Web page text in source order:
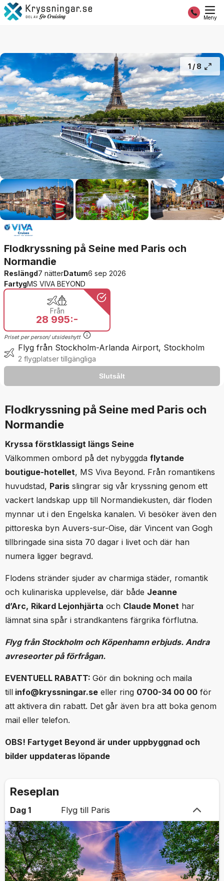
Meny
Slutsålt
1 /8
Flodkryssning på Seine med Paris och
Normandie
Reslängd 7 nätterDatum6 sep 2026
FartygMS VIVA BEYOND
Från
28 995:-
Priset per person/ utsideshytt
Flyg från Stockholm-Arlanda Airport, Stockholm
2 flygplatser tillgängliga
Slutsålt
The product is no longer available
Flodkryssning på Seine med Paris och
Normandie
Kryssa förstklassigt längs Seine
Välkommen ombord på det nybyggda flytande
boutigue-hotellet, MS Viva Beyond. Från romantikens
huvudstad, Paris slingrar sig vår kryssning genom ett
vackert landskap upp till Normandiekusten, där floden
mynnar ut i den Engelska kanalen. Vi besöker även den
pittoreska byn Auvers-sur-Oise, där Vincent van Gogh
tillbringade sina sista 70 dagar i livet och där han
numera ligger begravd.
Flodens stränder sjuder av charmiga städer, romantik
och kulinariska upplevelse, där både Jeanne
d’Arc, Rikard Lejonhjärta och Claude Monet har
lämnat sina spår i strandkantens färgrika förflutna.
Flyg från Stockholm och Köpenhamn erbjuds. Andra
avreseorter på förfrågan.
EVENTUELL RABATT: Gör din bokning och maila
till info@kryssningar.se eller ring 0700-34 00 00 för
att aktivera din rabatt. Det går även bra att boka genom
mail eller telefon.
OBS! Fartyget Beyond är under uppbyggnad och
bilder uppdateras löpande
Reseplan
Dag 1 Flyg till Paris